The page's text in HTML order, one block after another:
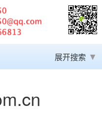
展开搜索